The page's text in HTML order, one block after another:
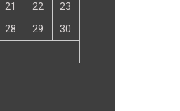
21 22
23
28 29
30